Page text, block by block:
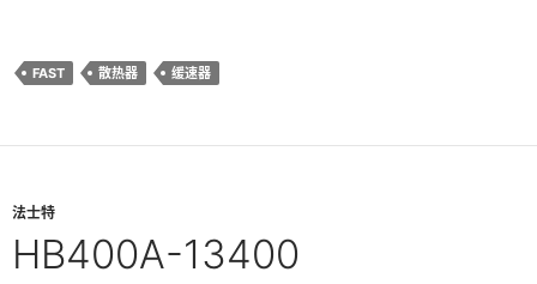
FAST 散热器 缓速器
法士特
HB400A-13400